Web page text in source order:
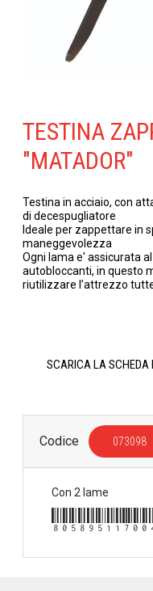
TESTINA
"MATADOR"
Testina in acciaio, con
di decespugliatore
Ideale per zappettare in
maneggevolezza
Ogni lama e' assicurata
autobloccanti, in questo
riutilizzare l’attrezzo
SCARICA LA SCHEDA
Codice 073098
Con 2 lame